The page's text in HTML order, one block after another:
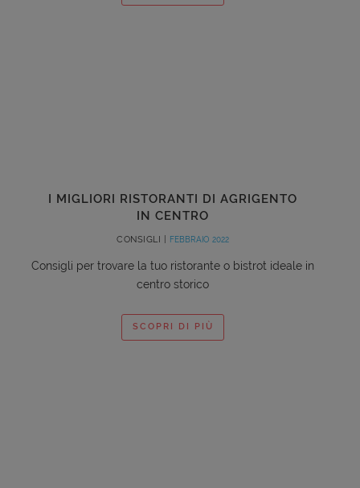
I MIGLIORI RISTORANTI DI AGRIGENTO
IN CENTRO
CONSIGLI | FEBBRAIO 2022
Consigli per trovare la tuo ristorante o bistrot ideale in
centro storico
SCOPRI DI PIÙ